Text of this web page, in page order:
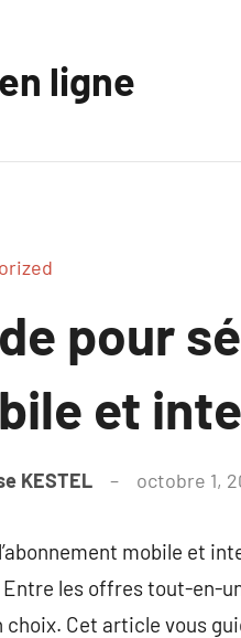
ligne
pour
et
KESTEL octobre 1,
mobile et
les offres tout-en-
choix. Cet article vous